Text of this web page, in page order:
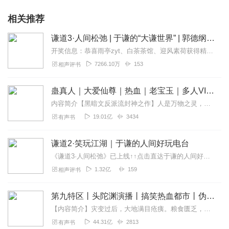
相关推荐
谦道3·人间松弛 | 于谦的“大谦世界” | 郭德纲&于谦 | 德云社“夫妻”档
开奖信息：恭喜雨亭zyt、白茶茶馆、迎风素荷获得精美礼物1份，请查看私信获奖通知《谦道3》新鲜出炉，谦大爷才是那个关心你过得快不快乐的人！3月21日我的角儿，郭...
相声评书 7266.10万 153
蛊真人｜大爱仙尊｜热血｜老宝玉｜多人VIP免费有声剧
内容简介【黑暗文反派流封神之作】人是万物之灵，蛊是天地真精。一个穿越者不断重生的故事。一个养蛊、炼蛊、用蛊的奇特世界。配音组（男角色）老宝玉旁白...
有声书 19.01亿 3434
谦道2·笑玩江湖｜于谦的人间好玩电台
《谦道3·人间松弛》已上线↑↑点击直达于谦的人间好玩电台【每周一三五晚九点更新】品品人间烟火气，道道市井小生活走心且走胃，好玩又有趣听听乐子，扯扯闲白吃吃美食...
相声评书 1.32亿 159
第九特区丨头陀渊演播丨搞笑热血都市丨伪戒丨VIP免费多人有声剧
【内容简介】灾变过后，大地满目疮痍。粮食匮乏，资源紧俏，局势混乱……一位从待规划区杀出来的青年，背对着漫天黄沙，孤身来到九区谋生，却不曾想偶然结识三五好友，一念...
有声书 44.31亿 2813